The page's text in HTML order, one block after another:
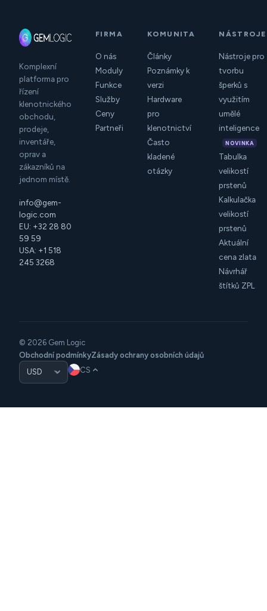
Komplexní
platforma pro
řízení
klenotnického
obchodu,
prodeje,
inventáře,
oprav a
zákazníků na
jednom místě.
info@gem-
logic.com
EU: +32 28 80
59 59
USA: +1 518
245 3268
FIRMA
O nás
Moduly
Funkce
Služby
Ceny
Partneři
KOMUNITA
Články
Poznámky k
verzi
Hardware
pro
klenotnictví
Často
kladené
otázky
NÁSTROJE
Nástroje pro
tvorbu
šperků s
využitím
umělé
inteligence
NOVINKA
Tabulka
velikostí
prstenů
Kalkulačka
velikostí
prstenů
Aktuální
cena zlata
Návrhář
štítků ZPL
© 2026 Gem Logic
Obchodní podmínkyZásady ochrany osobních údajů
CS